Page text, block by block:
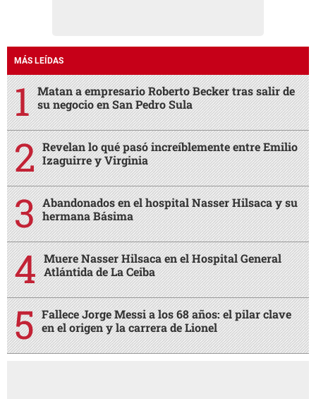
MÁS LEÍDAS
Matan a empresario Roberto Becker tras salir de
su negocio en San Pedro Sula
Revelan lo qué pasó increíblemente entre Emilio
Izaguirre y Virginia
Abandonados en el hospital Nasser Hilsaca y su
hermana Básima
Muere Nasser Hilsaca en el Hospital General
Atlántida de La Ceiba
Fallece Jorge Messi a los 68 años: el pilar clave
en el origen y la carrera de Lionel